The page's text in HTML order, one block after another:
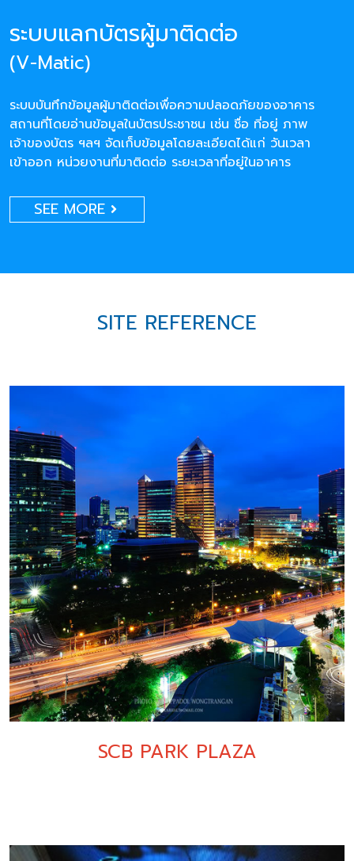
ระบบแลกบัตรผู้มาติดต่อ
(V-Matic)
ระบบบันทึกข้อมูลผู้มาติดต่อเพื่อความปลอดภัยของอาคาร
สถานที่โดยอ่านข้อมูลในบัตรประชาชน เช่น ชื่อ ที่อยู่ ภาพ
เจ้าของบัตร ฯลฯ จัดเก็บข้อมูลโดยละเอียดได้แก่ วันเวลา
เข้าออก หน่วยงานที่มาติดต่อ ระยะเวลาที่อยู่ในอาคาร
SEE MORE
SITE REFERENCE
SCB PARK PLAZA